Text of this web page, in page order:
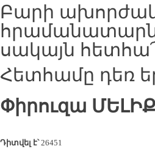
Բարի
սակայն
Հետհամը դեռ
Փիրուզա
Դիտվել է՝26451